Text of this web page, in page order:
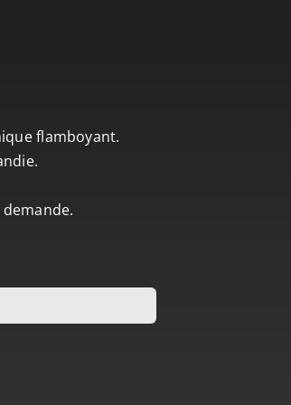
flamboyant.